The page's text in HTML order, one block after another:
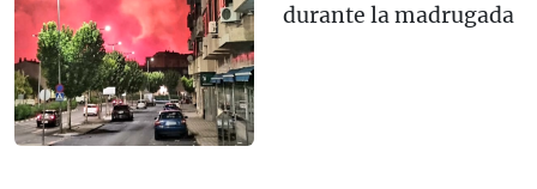
durante la madrugada